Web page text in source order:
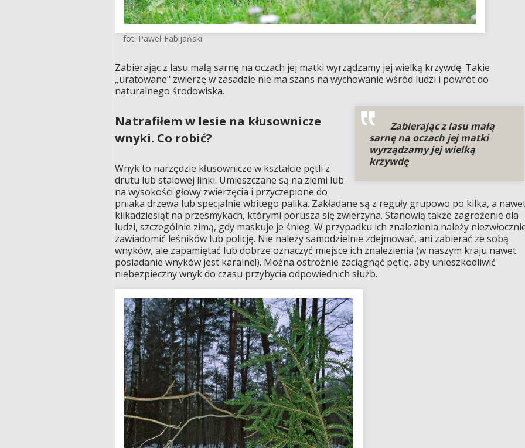
fot. Paweł Fabijański
Zabierając z lasu małą sarnę na oczach jej matki wyrządzamy jej wielką krzywdę. Takie
„uratowane" zwierzę w zasadzie nie ma szans na wychowanie wśród ludzi i powrót do
naturalnego środowiska.
Zabierając z lasu małą
sarnę na oczach jej matki
wyrządzamy jej wielką
krzywdę
Natrafiłem w lesie na kłusownicze
wnyki. Co robić?
Wnyk to narzędzie kłusownicze w kształcie pętli z
drutu lub stalowej linki. Umieszczane są na ziemi lub
na wysokości głowy zwierzęcia i przyczepione do
pniaka drzewa lub specjalnie wbitego palika. Zakładane są z reguły grupowo po kilka, a
kilkadziesiąt na przesmykach, którymi porusza się zwierzyna. Stanowią także zagrożenie dla
ludzi, szczególnie zimą, gdy maskuje je śnieg. W przypadku ich znalezienia należy
zawiadomić leśników lub policję. Nie należy samodzielnie zdejmować, ani zabierać ze sobą
wnyków, ale zapamiętać lub dobrze oznaczyć miejsce ich znalezienia (w naszym kraju nawet
posiadanie wnyków jest karalne!). Można ostrożnie zaciągnąć pętlę, aby unieszkodliwić
niebezpieczny wnyk do czasu przybycia odpowiednich służb.